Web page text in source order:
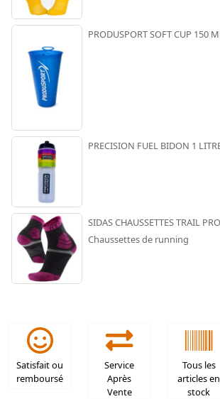
PRODUSPORT SOFT CUP 150
PRECISION FUEL BIDON 1
SIDAS CHAUSSETTES TRAIL
Chaussettes de running
Satisfait ou
remboursé
Service
Après
Vente
Tous les
articles en
stock